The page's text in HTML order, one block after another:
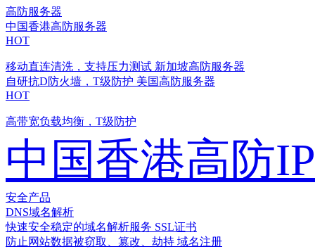
高防服务器
中国香港高防服务器
HOT
移动直连清洗，支持压力测试 新加坡高防服务器
自研抗D防火墙，T级防护 美国高防服务器
HOT
高带宽负载均衡，T级防护
中国香港高防IP
安全产品
DNS域名解析
快速安全稳定的域名解析服务 SSL证书
防止网站数据被窃取、篡改、劫持 域名注册